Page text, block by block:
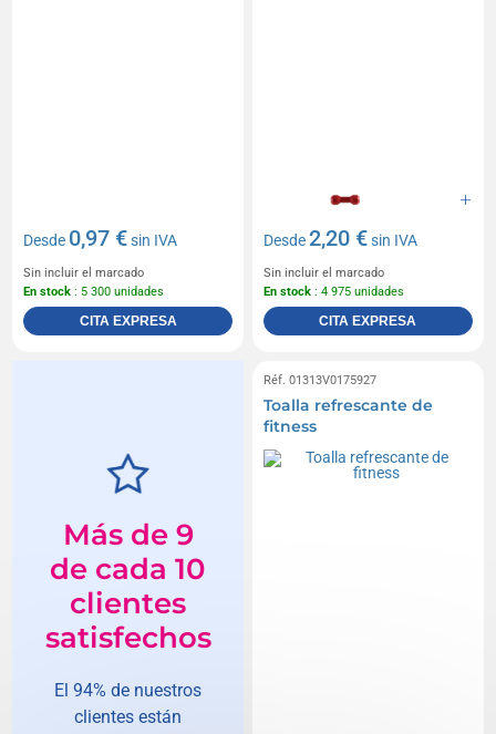
Desde 0,97 €sin IVA
Sin incluir el marcado
En stock : 5 300 unidades
CITA EXPRESA
Desde2,20 €sin IVA
Sin incluir el marcado
En stock : 4 975 unidades
CITA EXPRESA
Más de 9
de cada 10
clientes
satisfechos
El 94% de nuestros
clientes están
Réf. 01313V0175927
Toalla refrescante de
fitness